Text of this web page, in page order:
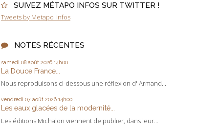
SUIVEZ MÉTAPO INFOS SUR TWITTER !
Tweets by Metapo_infos
NOTES RÉCENTES
samedi 08 août 2026 14h00
La Douce France...
Nous reproduisons ci-dessous une réflexion d' Armand...
vendredi 07 août 2026 14h00
Les eaux glacées de la modernité...
Les éditions Michalon viennent de publier, dans leur...